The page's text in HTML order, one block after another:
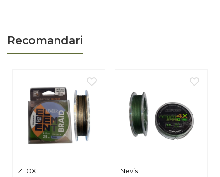
Arhitectura acestui cârlig mărimea 6 este optimizată pentru a
funcționa ideal cu boilies-uri de 16-20mm sau combinații
oțelului-carbon 80 compactat prin forjare oferă o rigiditate
mecanică de neegalat, ideală pentru apele cu vegetație
abundentă sau agățătură severă unde forța de tracțiune este
critică. Tehnologia avansată NRB aplică un strat special de fluor
care scade coeficientul de frecare la contactul cu gura peștelui,
asigurând o rată de înțepare net superioară modelelor clasice
Extra Strong din stocul nostru online.
Recomandari
ZEOX Nevis